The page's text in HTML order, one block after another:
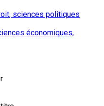
sciences politiques
économiques,